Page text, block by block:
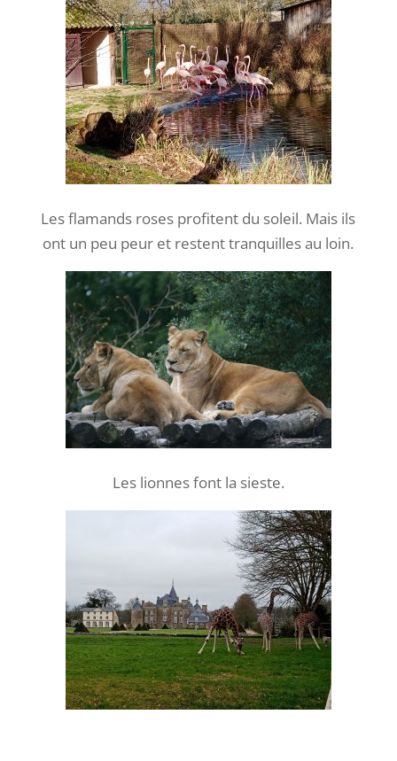
Les flamands roses profitent du soleil. Mais ils
ont un peu peur et restent tranquilles au loin.
Les lionnes font la sieste.